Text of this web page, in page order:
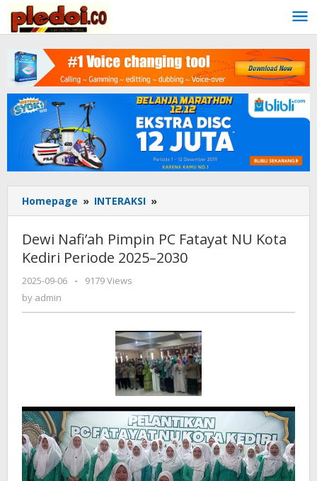
content
Homepage » INTERAKSI »
Nafi’ah
PC
Fatayat
2025–
2030
Dewi Nafi’ah Pimpin PC Fatayat NU Kota
Kediri Periode 2025–2030
2025-09-06
by
-
9179 Views
by admin